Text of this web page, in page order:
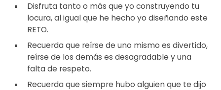
Disfruta tanto o más que yo construyendo tu
locura, al igual que he hecho yo diseñando este
RETO.
Recuerda que reírse de uno mismo es divertido,
reírse de los demás es desagradable y una
falta de respeto.
Recuerda que siempre hubo alguien que te dijo